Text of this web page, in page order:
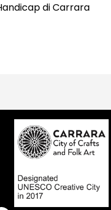
di Carrara